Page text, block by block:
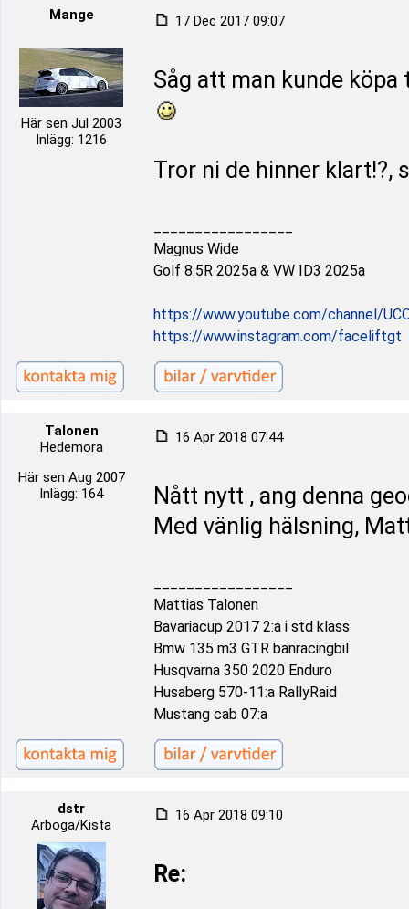
Mange
Här sen Jul 2003
Inlägg: 1216
17 Dec 2017 09:07
Såg att man kunde
Tror ni de hinner klart!?,
Magnus Wide
Golf 8.5R 2025a & VW ID3 2025a
https://www.youtube.com/channel/
https://www.instagram.com/faceliftgt
Talonen
Hedemora
Här sen Aug 2007
Inlägg: 164
16 Apr 2018 07:44
Nått nytt , ang denna
Med vänlig hälsning,
Mattias Talonen
Bavariacup 2017 2:a i std klass
Bmw 135 m3 GTR banracingbil
Husqvarna 350 2020 Enduro
Husaberg 570-11:a RallyRaid
Mustang cab 07:a
dstr
Arboga/Kista
16 Apr 2018 09:10
Re: